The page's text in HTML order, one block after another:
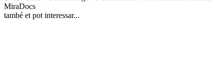
MiraDocs
també et pot interessar...